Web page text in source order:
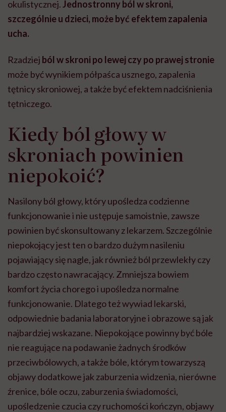
okulistycznej.Jednostronny ból w skroni,
szczególnie u dzieci, może być efektem zapalenia
ucha.
Rzadziej ból w skroni po lewej czy po prawej stronie
może być wynikiem półpaśca usznego, zapalenia
tętnicy skroniowej, a także być efektem nadciśnienia
tętniczego.
Kiedy ból głowy w
skroniach powinien
niepokoić?
Nasilony ból głowy, który upośledza codzienne
funkcjonowanie i nie ustępuje samoistnie, zawsze
powinien być skonsultowany z lekarzem. Szczególnie
niepokojący jest ten o bardzo dużym nasileniu
pojawiający się nagle, jak również ból przewlekły czy
bardzo często nawracający. Zmniejsza bowiem
komfort życia chorego i upośledza normalne
funkcjonowanie. Dlatego też wywiad lekarski,
odpowiednie badania laboratoryjne i obrazowe są jak
najbardziej wskazane. Niepokojące powinny być bóle
nie reagujące na podawanie żadnych środków
przeciwbólowych, a także bóle, którym towarzyszą
objawy dodatkowe jak zaburzenia widzenia, nierówne
źrenice, bóle oczu, zaburzenia świadomości,
upośledzenie czucia czy ruchomości kończyn, objawy